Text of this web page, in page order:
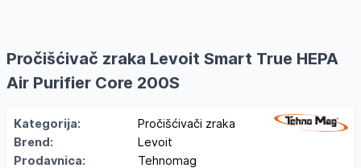
Pročišćivač zraka Levoit Smart True HEPA
Air Purifier Core 200S
Kategorija:
Pročišćivači zraka
Brend:
Levoit
Prodavnica:
Tehnomag